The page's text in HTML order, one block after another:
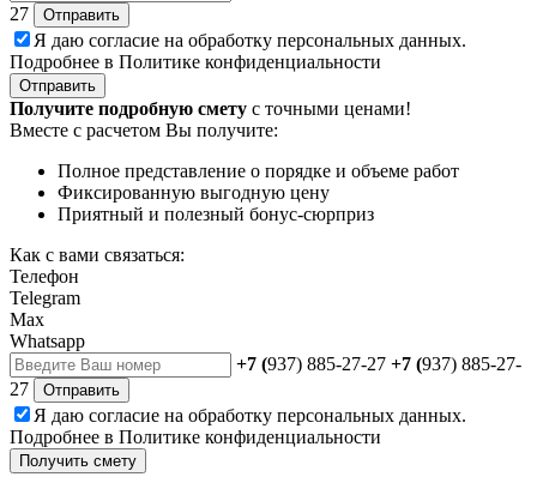
27
Отправить
Я даю согласие на обработку персональных данных.
Подробнее в Политике конфиденциальности
Отправить
Получите подробную смету с точными ценами!
Вместе с расчетом Вы получите:
Полное представление о порядке и объеме работ
Фиксированную выгодную цену
Приятный и полезный бонус-сюрприз
Как с вами связаться:
Телефон
Telegram
Max
Whatsapp
+7 (937) 885-27-27 +7 (937) 885-27-
27
Отправить
Я даю согласие на обработку персональных данных.
Подробнее в Политике конфиденциальности
Получить смету